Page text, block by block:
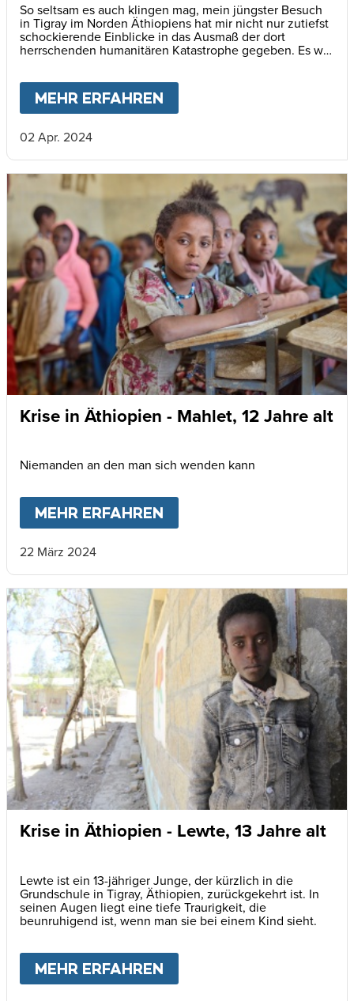
So seltsam es auch klingen mag, mein jüngster Besuch
in Tigray im Norden Äthiopiens hat mir nicht nur zutiefst
schockierende Einblicke in das Ausmaß der dort
herrschenden humanitären Katastrophe gegeben. Es war
MEHR ERFAHREN
02 Apr. 2024
Krise in Äthiopien - Mahlet, 12 Jahre alt
Niemanden an den man sich wenden kann
MEHR ERFAHREN
22 März 2024
Krise in Äthiopien - Lewte, 13 Jahre alt
Lewte ist ein 13-jähriger Junge, der kürzlich in die
Grundschule in Tigray, Äthiopien, zurückgekehrt ist. In
seinen Augen liegt eine tiefe Traurigkeit, die
beunruhigend ist, wenn man sie bei einem Kind sieht.
MEHR ERFAHREN